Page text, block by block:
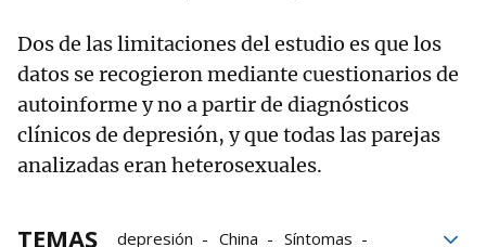
Dos de las limitaciones del estudio es que los
datos se recogieron mediante cuestionarios de
autoinforme y no a partir de diagnósticos
clínicos de depresión, y que todas las parejas
analizadas eran heterosexuales.
TEMAS depresión China Síntomas